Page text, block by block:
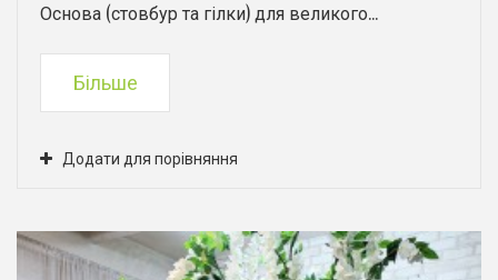
Основа (стовбур та гілки) для великого...
Більше
Додати для порівняння